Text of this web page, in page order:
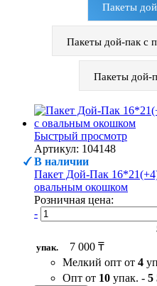
Пакеты
Пакеты дой-пак с
Пакеты дой-
Быстрый просмотр
Артикул: 104148
В наличии
Пакет Дой-Пак
овальным окошком
Розничная цена:
-
упак.
7 000 ₸
Мелкий опт от 4
Опт от 10 упак. - 5